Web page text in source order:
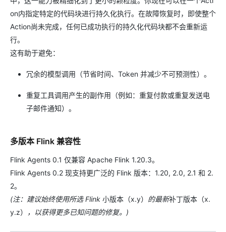
on内指定特定的代码块进行持久化执行。在故障恢复时，即使整个
Action尚未完成，任何已成功执行的持久化代码块都不会重新运
行。
这有助于避免：
冗余的模型调用（节省时间、Token 并减少不可预测性）。
重复工具调用产生的副作用（例如：重复付款或重复发送电
子邮件通知）。
多版本 Flink 兼容性
Flink Agents 0.1 仅兼容 Apache Flink 1.20.3。
Flink Agents 0.2 现支持更广泛的 Flink 版本：1.20, 2.0, 2.1 和 2.
2。
(注：建议始终使用所选 Flink 小版本（x.y） 的最新补丁版本（x.
y.z）
，以获得更多已知问题的修复。)